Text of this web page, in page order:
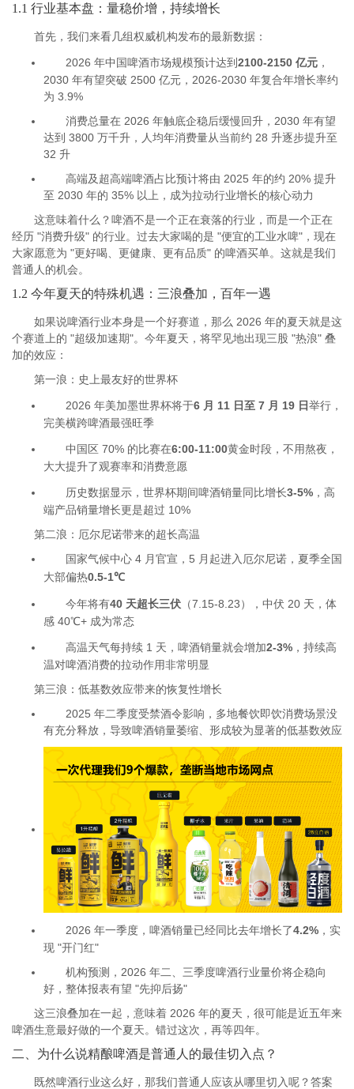
1.1 行业基本盘：量稳价增，持续增长
首先，我们来看几组权威机构发布的最新数据：
2026 年中国啤酒市场规模预计达到 2100-2150 亿元 ，
2030 年有望突破 2500 亿元，2026-2030 年复合年增长率约
为 3.9%
消费总量在 2026 年触底企稳后缓慢回升，2030 年有望
达到 3800 万千升，人均年消费量从当前约 28 升逐步提升至
32 升
高端及超高端啤酒占比预计将由 2025 年的约 20% 提升
至 2030 年的 35% 以上，成为拉动行业增长的核心动力
这意味着什么？啤酒不是一个正在衰落的行业，而是一个正在
经历 "消费升级" 的行业。过去大家喝的是 "便宜的工业水啤"，现在
大家愿意为 "更好喝、更健康、更有品质" 的啤酒买单。这就是我们
普通人的机会。
1.2 今年夏天的特殊机遇：三浪叠加，百年一遇
如果说啤酒行业本身是一个好赛道，那么 2026 年的夏天就是这
个赛道上的 "超级加速期"。今年夏天，将罕见地出现三股 "热浪" 叠
加的效应：
第一浪：史上最友好的世界杯
2026 年美加墨世界杯将于6 月 11 日至 7 月 19 日举行，
完美横跨啤酒最强旺季
中国区 70% 的比赛在6:00-11:00黄金时段，不用熬夜，
大大提升了观赛率和消费意愿
历史数据显示，世界杯期间啤酒销量同比增长3-5% ，高
端产品销量增长更是超过 10%
第二浪：厄尔尼诺带来的超长高温
国家气候中心 4 月官宣，5 月起进入厄尔尼诺，夏季全国
大部偏热0.5-1℃
今年将有40 天超长三伏 （7.15-8.23），中伏 20 天，体
感 40℃+ 成为常态
高温天气每持续 1 天，啤酒销量就会增加2-3% ，持续高
温对啤酒消费的拉动作用非常明显
第三浪：低基数效应带来的恢复性增长
2025 年二季度受禁酒令影响，多地餐饮即饮消费场景没
有充分释放，导致啤酒销量萎缩、形成较为显著的低基数效应
2026 年一季度，啤酒销量已经同比去年增长了4.2% ，实
现 "开门红"
机构预测，2026 年二、三季度啤酒行业量价将企稳向
好，整体报表有望 "先抑后扬"
这三浪叠加在一起，意味着 2026 年的夏天，很可能是近五年来
啤酒生意最好做的一个夏天。错过这次，再等四年。
二、为什么说精酿啤酒是普通人的最佳切入点？
既然啤酒行业这么好，那我们普通人应该从哪里切入呢？答案